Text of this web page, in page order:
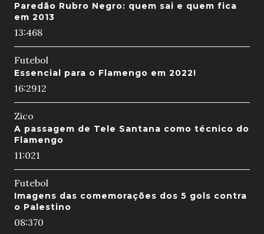
Paredão Rubro Negro: quem sai e quem fica
em 2013
13:468
Futebol
Essencial para o Flamengo em 2022!
16:2912
Zico
A passagem de Tele Santana como técnico do
Flamengo
11:021
Futebol
Imagens das comemorações dos 5 gols contra
o Palestino
08:370